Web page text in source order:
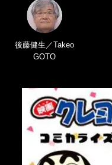
後藤健生／Takeo
GOTO